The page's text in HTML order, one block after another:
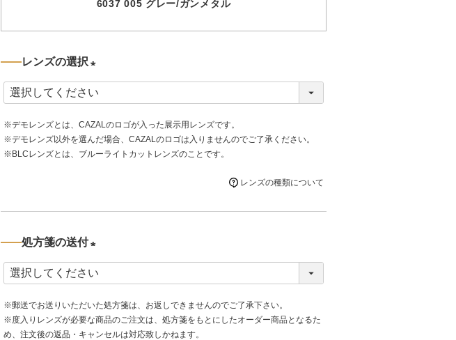
レンズの選択
必
須
)
※デモレンズとは、CAZALのロゴが入った展示用レンズです。
※デモレンズ以外を選んだ場合、CAZALのロゴは入りませんのでご了承ください。
※BLCレンズとは、ブルーライトカットレンズのことです。
レンズの種類について
処方箋の送付
必
須
)
※郵送でお送りいただいた処方箋は、お返しできませんのでご了承下さい。
※度入りレンズが必要な商品のご注文は、処方箋をもとにしたオーダー商品となるた
め、注文後の返品・キャンセルは対応致しかねます。
6037 005 グレー/ガンメタル